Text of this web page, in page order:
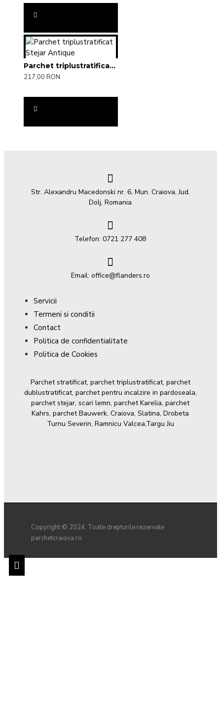
Parchet triplustratificat Stejar Antique
217,00 RON
Str. Alexandru Macedonski nr. 6, Mun. Craiova, Jud.
Dolj, Romania
Telefon: 0721 277 408
Email: office@flanders.ro
Servicii
Termeni si conditii
Contact
Politica de confidentialitate
Politica de Cookies
Parchet stratificat, parchet triplustratificat, parchet
dublustratificat, parchet pentru incalzire in pardoseala,
parchet stejar, scari lemn, parchet Karelia, parchet
Kahrs, parchet Bauwerk, Craiova, Slatina, Drobeta
Turnu Severin, Ramnicu Valcea,Targu Jiu
Copyright © 2024, Toate drepturile rezervate
parchetcraiova.ro